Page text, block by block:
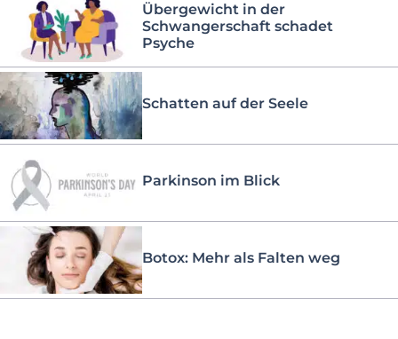
Übergewicht in der
Schwangerschaft schadet
Psyche
Schatten auf der Seele
Parkinson im Blick
Botox: Mehr als Falten weg